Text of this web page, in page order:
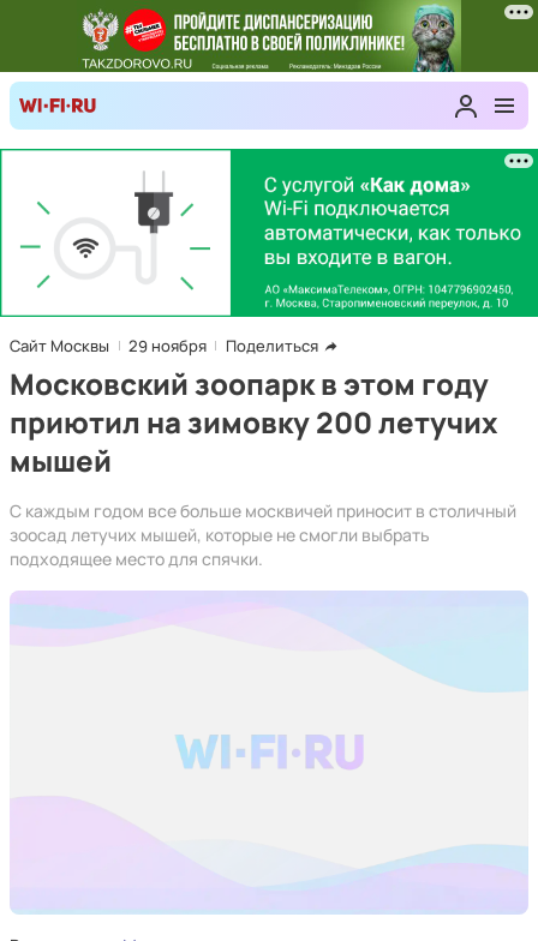
Сайт Москвы 29 ноября Поделиться
Московский зоопарк в этом году
приютил на зимовку 200 летучих
мышей
С каждым годом все больше москвичей приносит в столичный
зоосад летучих мышей, которые не смогли выбрать
подходящее место для спячки.